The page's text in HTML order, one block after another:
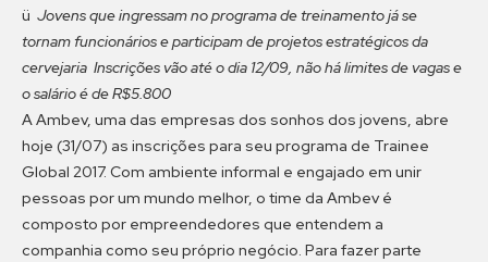
ü Jovens que ingressam no programa de treinamento já se
tornam funcionários e participam de projetos estratégicos da
cervejaria Inscrições vão até o dia 12/09, não há limites de vagas e
o salário é de R$5.800
A Ambev, uma das empresas dos sonhos dos jovens, abre
hoje (31/07) as inscrições para seu programa de Trainee
Global 2017. Com ambiente informal e engajado em unir
pessoas por um mundo melhor, o time da Ambev é
composto por empreendedores que entendem a
companhia como seu próprio negócio. Para fazer parte